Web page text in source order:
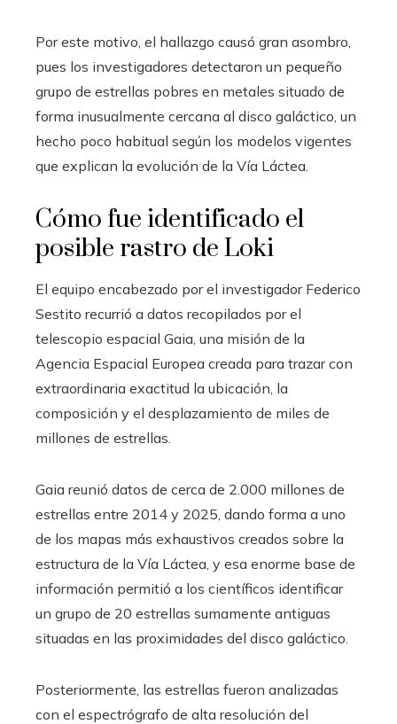
Por este motivo, el hallazgo causó gran asombro,
pues los investigadores detectaron un pequeño
grupo de estrellas pobres en metales situado de
forma inusualmente cercana al disco galáctico, un
hecho poco habitual según los modelos vigentes
que explican la evolución de la Vía Láctea.
Cómo fue identificado el
posible rastro de Loki
El equipo encabezado por el investigador Federico
Sestito recurrió a datos recopilados por el
telescopio espacial Gaia, una misión de la
Agencia Espacial Europea creada para trazar con
extraordinaria exactitud la ubicación, la
composición y el desplazamiento de miles de
millones de estrellas.
Gaia reunió datos de cerca de 2.000 millones de
estrellas entre 2014 y 2025, dando forma a uno
de los mapas más exhaustivos creados sobre la
estructura de la Vía Láctea, y esa enorme base de
información permitió a los científicos identificar
un grupo de 20 estrellas sumamente antiguas
situadas en las proximidades del disco galáctico.
Posteriormente, las estrellas fueron analizadas
con el espectrógrafo de alta resolución del